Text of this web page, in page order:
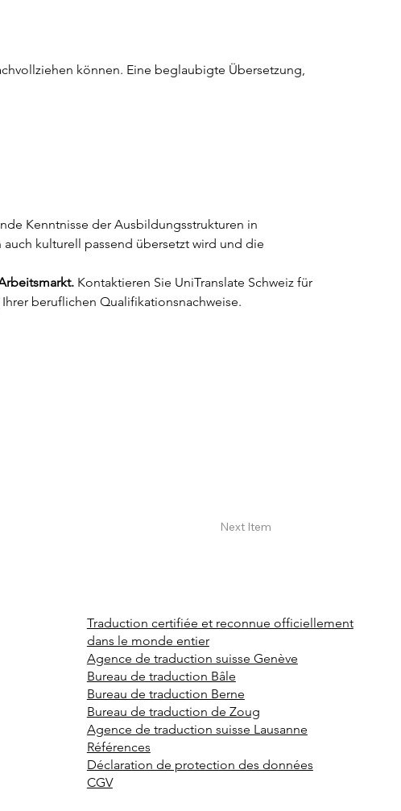
können. Eine beglaubigte Übersetzung,
Kenntnisse der Ausbildungsstrukturen in
kulturell passend übersetzt wird und die
Kontaktieren Sie UniTranslate Schweiz für
beruflichen Qualifikationsnachweise.
Next Item
Traduction certifiée et reconnue officiellement
dans le monde entier
Agence de traduction suisse Genève
Bureau de traduction Bâle
Bureau de traduction Berne
Bureau de traduction de Zoug
Agence de traduction suisse Lausanne
Références
Déclaration de protection des données
CGV